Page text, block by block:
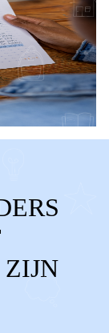
ZIEN
ZIJN